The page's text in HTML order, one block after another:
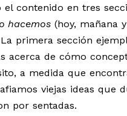
el contenido en tres
hacemos (hoy, mañana
primera sección
acerca de cómo
a medida que
viejas ideas que
por sentadas.